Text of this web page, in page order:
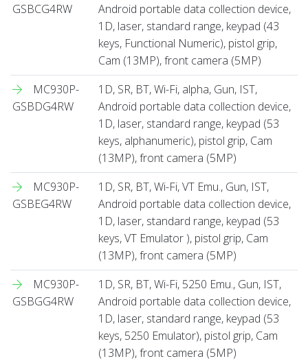
GSBCG4RW
Android portable data collection device,
1D, laser, standard range, keypad (43
keys, Functional Numeric), pistol grip,
Cam (13MP), front camera (5MP)
MC930P-
GSBDG4RW
1D, SR, BT, Wi-Fi, alpha, Gun, IST,
Android portable data collection device,
1D, laser, standard range, keypad (53
keys, alphanumeric), pistol grip, Cam
(13MP), front camera (5MP)
MC930P-
GSBEG4RW
1D, SR, BT, Wi-Fi, VT Emu., Gun, IST,
Android portable data collection device,
1D, laser, standard range, keypad (53
keys, VT Emulator ), pistol grip, Cam
(13MP), front camera (5MP)
MC930P-
GSBGG4RW
1D, SR, BT, Wi-Fi, 5250 Emu., Gun, IST,
Android portable data collection device,
1D, laser, standard range, keypad (53
keys, 5250 Emulator), pistol grip, Cam
(13MP), front camera (5MP)